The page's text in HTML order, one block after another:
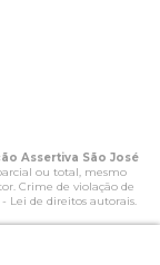
Assertiva São José
ou total, mesmo
Crime de violação de
- Lei de direitos autorais.